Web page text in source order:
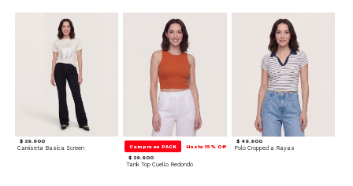
$ 39.900
Camiseta Basica Screen Compra en PACK Hasta 15% Off
$ 29.900
Tank Top Cuello Redondo
$ 49.900
Polo Cropped a Rayas